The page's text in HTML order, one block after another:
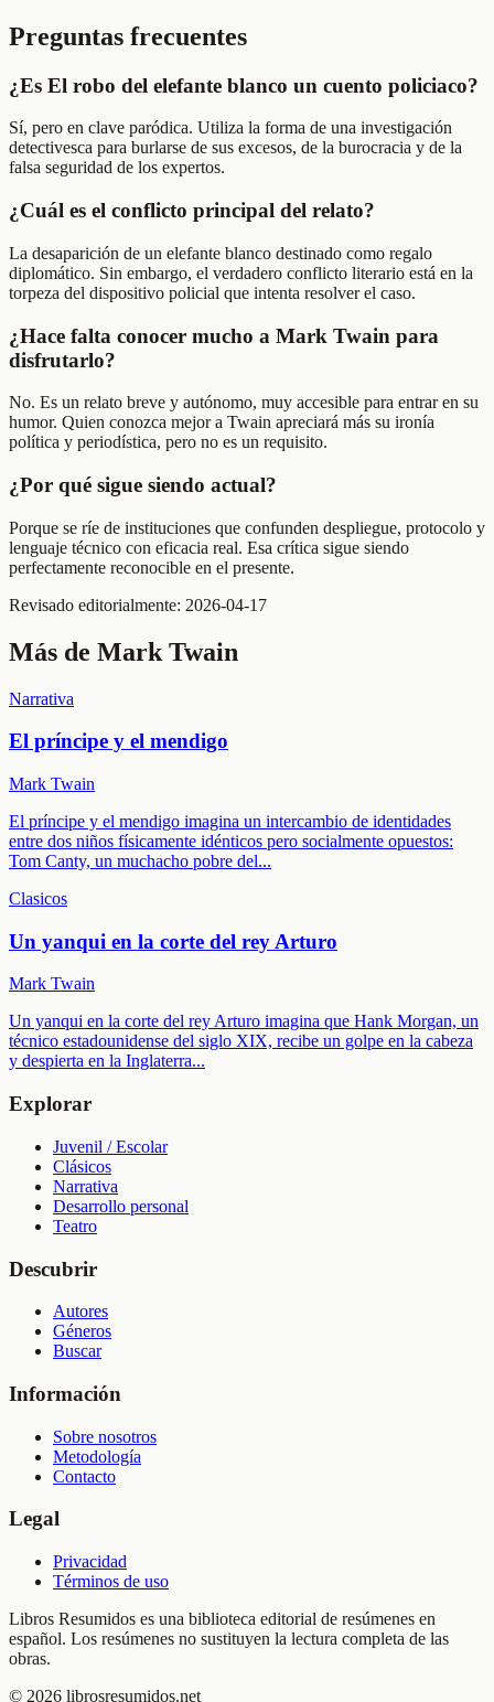
Preguntas frecuentes
¿Es El robo del elefante blanco un cuento policiaco?
Sí, pero en clave paródica. Utiliza la forma de una investigación
detectivesca para burlarse de sus excesos, de la burocracia y de la
falsa seguridad de los expertos.
¿Cuál es el conflicto principal del relato?
La desaparición de un elefante blanco destinado como regalo
diplomático. Sin embargo, el verdadero conflicto literario está en la
torpeza del dispositivo policial que intenta resolver el caso.
¿Hace falta conocer mucho a Mark Twain para
disfrutarlo?
No. Es un relato breve y autónomo, muy accesible para entrar en su
humor. Quien conozca mejor a Twain apreciará más su ironía
política y periodística, pero no es un requisito.
¿Por qué sigue siendo actual?
Porque se ríe de instituciones que confunden despliegue, protocolo y
lenguaje técnico con eficacia real. Esa crítica sigue siendo
perfectamente reconocible en el presente.
Revisado editorialmente: 2026-04-17
Más de Mark Twain
Narrativa
El príncipe y el mendigo
Mark Twain
El príncipe y el mendigo imagina un intercambio de identidades
entre dos niños físicamente idénticos pero socialmente opuestos:
Tom Canty, un muchacho pobre del...
Clasicos
Un yanqui en la corte del rey Arturo
Mark Twain
Un yanqui en la corte del rey Arturo imagina que Hank Morgan, un
técnico estadounidense del siglo XIX, recibe un golpe en la cabeza
y despierta en la Inglaterra...
Explorar
Juvenil / Escolar
Clásicos
Narrativa
Desarrollo personal
Teatro
Descubrir
Autores
Géneros
Buscar
Información
Sobre nosotros
Metodología
Contacto
Legal
Privacidad
Términos de uso
Libros Resumidos es una biblioteca editorial de resúmenes en
español. Los resúmenes no sustituyen la lectura completa de las
obras.
© 2026 librosresumidos.net